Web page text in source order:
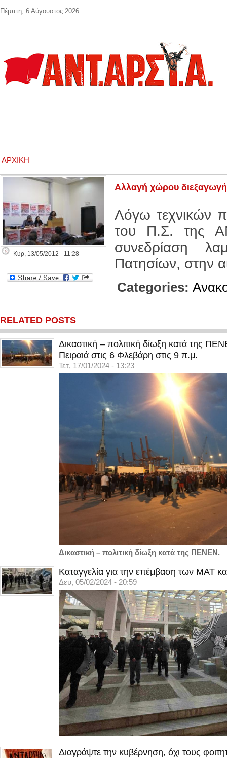
ΑΡΧΙΚΉ
Κυρ, 13/05/2012 - 11:28
Αλλαγή χώρου
Λόγω τεχνικών
του Π.Σ. της
συνεδρίαση
Πατησίων, στην
Categories:
RELATED POSTS
Δικαστική – πολιτική δίωξη κατά της
Πειραιά στις 6 Φλεβάρη στις 9 π.μ.
Τετ, 17/01/2024 - 13:23
Δικαστική – πολιτική δίωξη κατά της ΠΕΝΕΝ.
Καταγγελία για την επέμβαση των ΜΑΤ
Δευ, 05/02/2024 - 20:59
Διαγράψτε την κυβέρνηση, όχι τους
Πέμπτη, 6 Αύγουστος 2026